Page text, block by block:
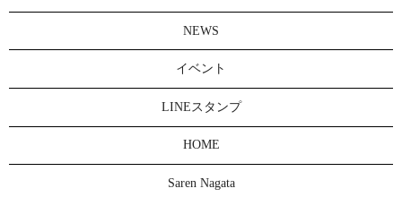
NEWS
イベント
LINEスタンプ
HOME
Saren Nagata